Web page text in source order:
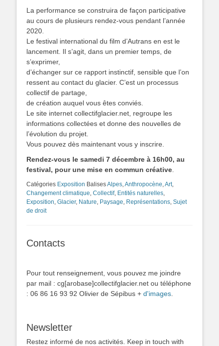
La performance se construira de façon participative
au cours de plusieurs rendez-vous pendant l’année
2020.
Le festival international du film d’Autrans en est le
lancement. Il s’agit, dans un premier temps, de
s’exprimer,
d’échanger sur ce rapport instinctif, sensible que l’on
ressent au contact du glacier. C’est un processus
collectif de partage,
de création auquel vous êtes conviés.
Le site internet collectifglacier.net, regroupe les
informations collectées et donne des nouvelles de
l’évolution du projet.
Vous pouvez dès maintenant vous y inscrire.
Rendez-vous le samedi 7 décembre à 16h00, au
festival, pour une mise en commun créative
Catégories Exposition BalisesAlpes,Anthropocène,Art,
Changement climatique, Collectif, Entités naturelles,
Exposition, Glacier, Nature, Paysage, Représentations, Sujet
de droit
Contacts
Pour tout renseignement, vous pouvez me joindre
par mail : cg[arobase]collectifglacier.net ou téléphone
: 06 86 16 93 92 Olivier de Sépibus + d'images
Newsletter
Restez informé de nos activités. Keep in touch with